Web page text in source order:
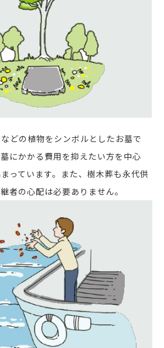
どの植物をシンボルとしたお墓で
にかかる費用を抑えたい方を中心
っています。また、樹木葬も永代供
者の心配は必要ありません。